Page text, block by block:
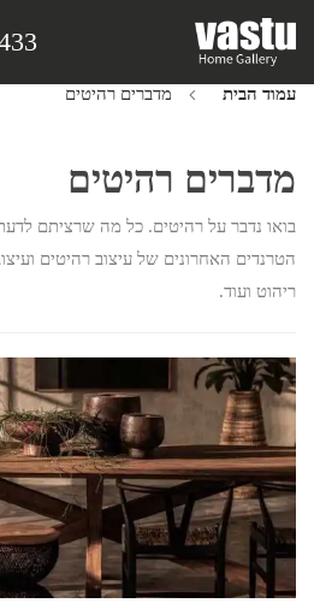
עמוד הבית מדברים רהיטים
מדברים רהיטים
בואו נדבר על רהיטים. כל מה שרציתם
הטרנדים האחרונים של עיצוב רהיטים
ריהוט ועוד.